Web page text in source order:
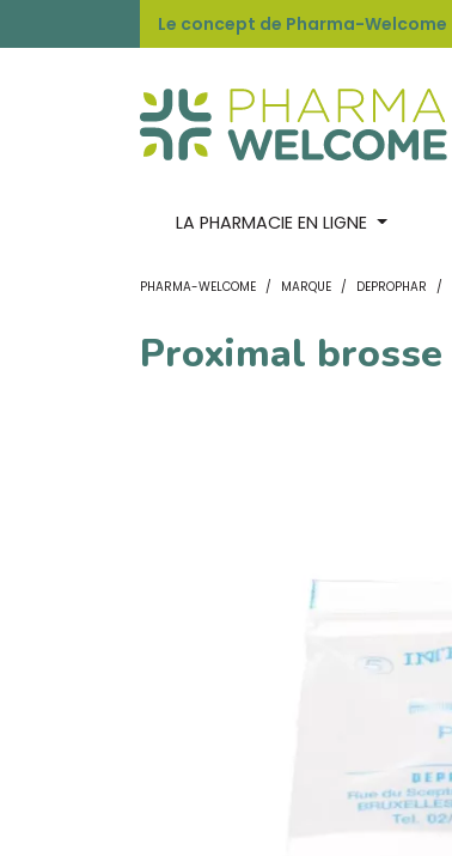
Le concept de Pharma-Welcome
LA PHARMACIE EN LIGNE
PHARMA-WELCOME MARQUE DEPROPHAR
Proximal